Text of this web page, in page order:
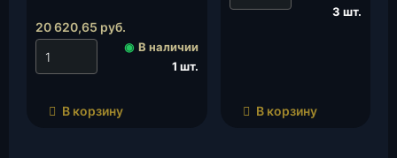
20 620,65 руб.
◉ В наличии
1 шт.
В корзину
3 шт.
В корзину